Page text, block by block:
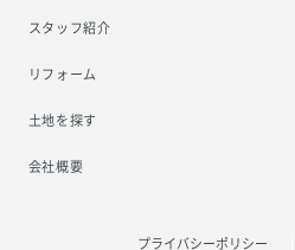
スタッフ紹介
リフォーム
土地を探す
会社概要
プライバシーポリシー